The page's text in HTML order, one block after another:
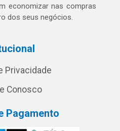
economizar nas compras
dos seus negócios.
Privacidade
Conosco
Pagamento